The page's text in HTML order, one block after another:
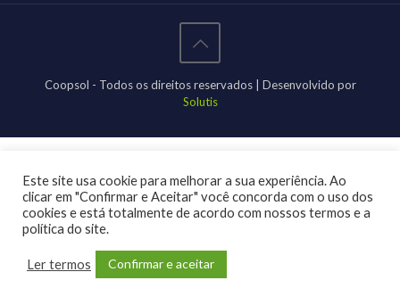
Coopsol - Todos os direitos reservados | Desenvolvido por
Solutis
Este site usa cookie para melhorar a sua experiência. Ao
clicar em "Confirmar e Aceitar" você concorda com o uso dos
cookies e está totalmente de acordo com nossos termos e a
política do site.
Ler termos Confirmar e aceitar